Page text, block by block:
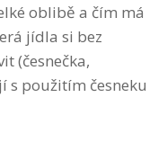
oblibě a čím má
jídla si bez
(česnečka,
s použitím česneku